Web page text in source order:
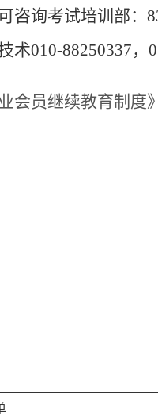
咨询考试培训部：
术010-88250337，
会员继续教育制度》